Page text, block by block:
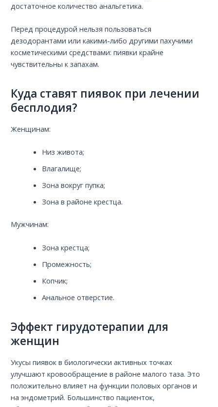
достаточное количество анальгетика.
Перед процедурой нельзя пользоваться
дезодорантами или какими-либо другими пахучими
косметическими средствами: пиявки крайне
чувствительны к запахам.
Куда ставят пиявок при лечении
бесплодия?
Женщинам:
Низ живота;
Влагалище;
Зона вокруг пупка;
Зона в районе крестца.
Мужчинам:
Зона крестца;
Промежность;
Копчик;
Анальное отверстие.
Эффект гирудотерапии для
женщин
Укусы пиявок в биологически активных точках
улучшают кровообращение в районе малого таза. Это
положительно влияет на функции половых органов и
на эндометрий. Большинство пациенток,